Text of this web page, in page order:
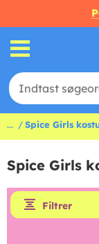
... Spice Girls
Spice Girls
Filtrer